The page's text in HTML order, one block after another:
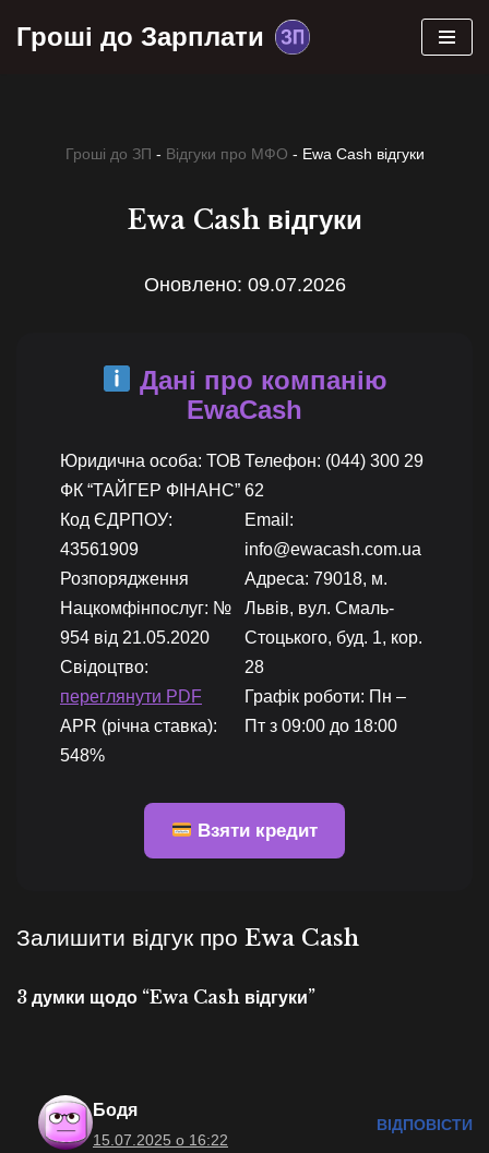
Гроші до Зарплати
Гроші до ЗП - Відгуки про МФО - Ewa Cash відгуки
Ewa Cash відгуки
Оновлено: 09.07.2026
Дані про компанію
EwaCash
Юридична особа: ТОВ
ФК “ТАЙГЕР ФІНАНС”
Код ЄДРПОУ:
43561909
Розпорядження
Нацкомфінпослуг: №
954 від 21.05.2020
Свідоцтво:
переглянути PDF
APR (річна ставка):
548%
Телефон: (044) 300 29
62
Email:
info@ewacash.com.ua
Адреса: 79018, м.
Львів, вул. Смаль-
Стоцького, буд. 1, кор.
28
Графік роботи: Пн –
Пт з 09:00 до 18:00
Взяти кредит
Залишити відгук про Ewa Cash
3 думки щодо “Ewa Cash відгуки”
Бодя
15.07.2025 о 16:22
ВІДПОВІСТИ